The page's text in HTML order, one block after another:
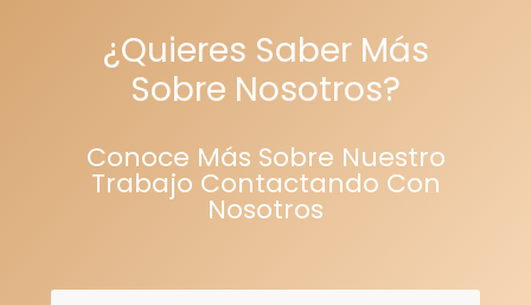
¿Quieres Saber Más
Sobre Nosotros?
Conoce Más Sobre Nuestro
Trabajo Contactando Con
Nosotros